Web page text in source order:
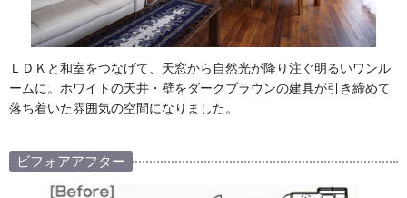
ＬＤＫと和室をつなげて、天窓から自然光が降り注ぐ明るいワンル
ームに。ホワイトの天井・壁をダークブラウンの建具が引き締めて
落ち着いた雰囲気の空間になりました。
ビフォアアフター